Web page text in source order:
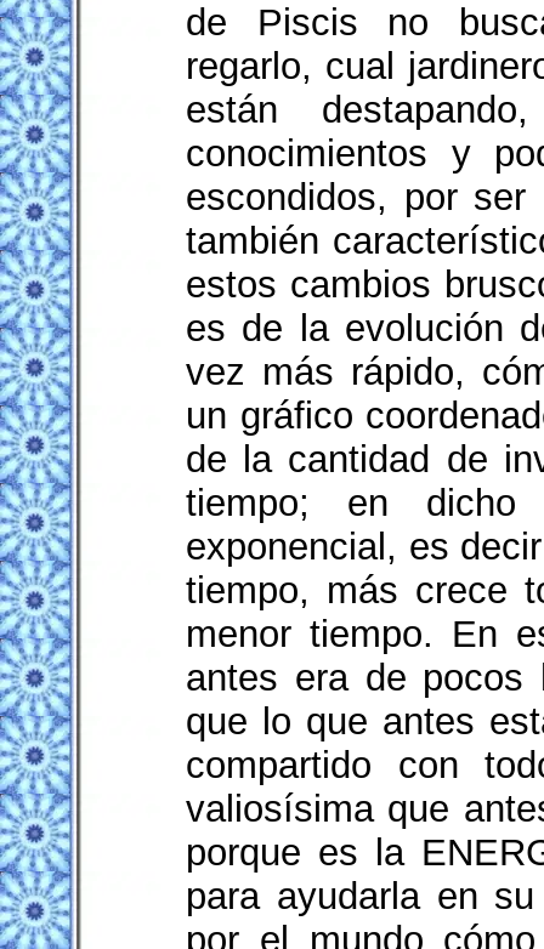
de Piscis no
regarlo, cual
están
conocimientos y
escondidos, por
también
estos cambios
es de la evolución
vez más rápido,
un gráfico
de la cantidad de
tiempo; en dicho
exponencial, es
tiempo, más crece
menor tiempo. En
antes era de
que lo que antes
compartido con
valiosísima que
porque es la
para ayudarla en
por el mundo